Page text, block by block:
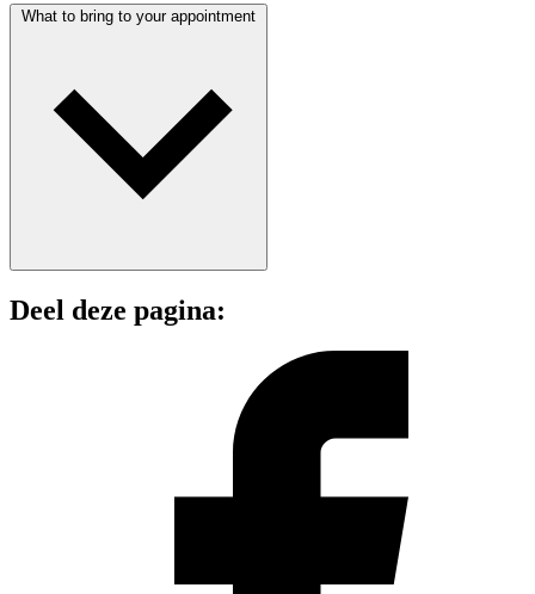
What to bring to your appointment
Deel deze pagina: